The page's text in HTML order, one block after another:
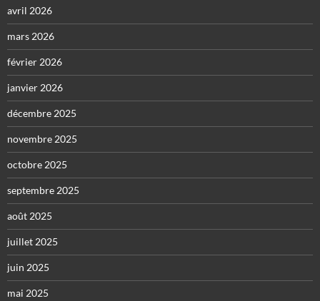
avril 2026
mars 2026
février 2026
janvier 2026
décembre 2025
novembre 2025
octobre 2025
septembre 2025
août 2025
juillet 2025
juin 2025
mai 2025